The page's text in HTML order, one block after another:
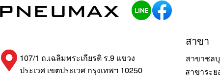
สาขาระย
107/1 ถ.เฉลิมพระเกียรติ ร.9 แขวง
ประเวศ เขตประเวศ กรุงเทพฯ 10250
สาขา
สาขาชล